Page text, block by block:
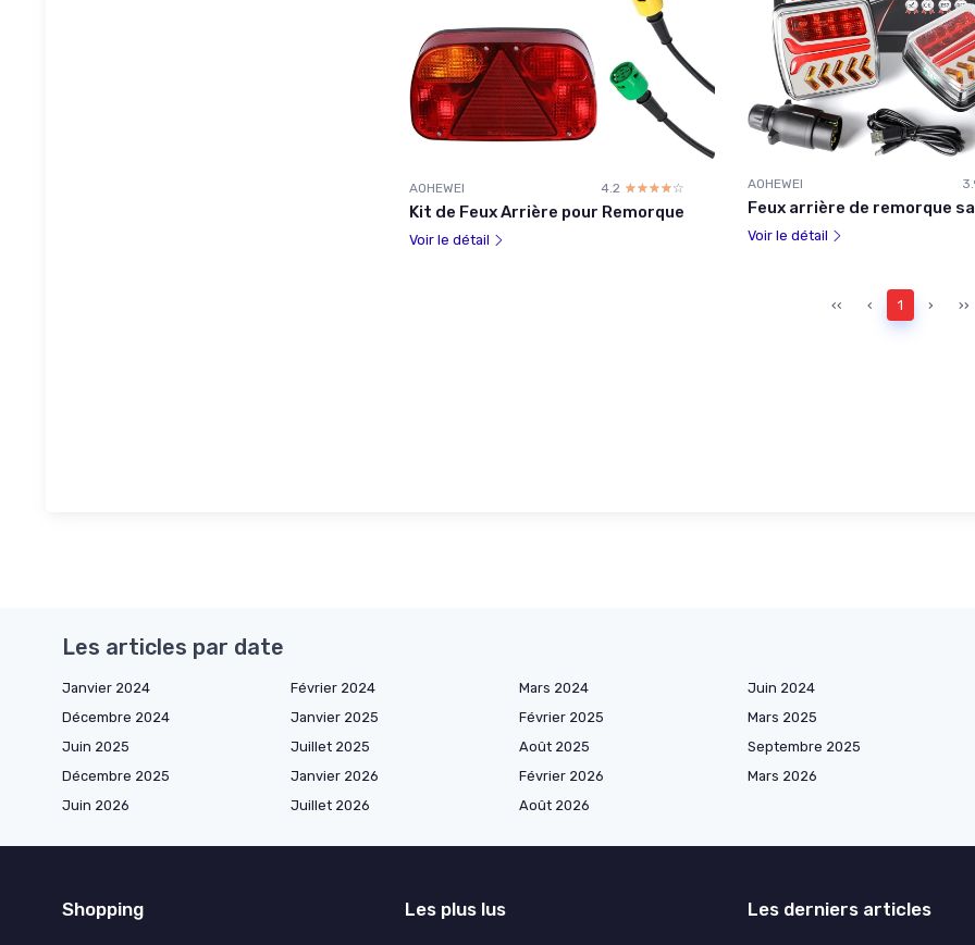
AOHEWEI 4.2 ☆☆☆☆☆
★★★★★
Kit de Feux Arrière pour Remorque
Voir le détail
AOHEWEI
Feux arrière de remorque
Voir le détail
‹‹ ‹ 1 › ››
Les articles par date
Janvier 2024 Février 2024 Mars 2024 Juin 2024
Décembre 2024
Janvier 2025 Février 2025 Mars 2025
Juin 2025
Juillet 2025 Août 2025 Septembre 2025
Décembre 2025
Janvier 2026 Février 2026 Mars 2026
Juin 2026
Juillet 2026 Août 2026
Shopping Les plus lus Les derniers articles